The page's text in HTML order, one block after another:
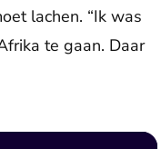
lachen. “Ik was
te gaan. Daar